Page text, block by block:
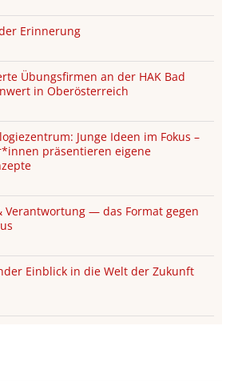
Erinnerung
Übungsfirmen an der HAK Bad
in Oberösterreich
Junge Ideen im Fokus –
präsentieren eigene
Verantwortung — das Format gegen
Einblick in die Welt der Zukunft